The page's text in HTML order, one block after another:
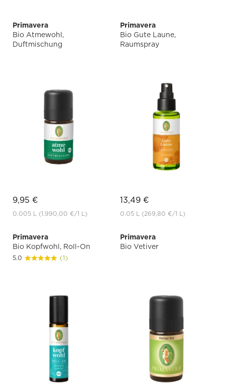
Primavera
Bio Atmewohl,
Duftmischung
9,95 €
0.005 L (1.990,00 €/1 L)
Primavera
Bio Gute Laune,
Raumspray
13,49 €
0.05 L (269,80 €/1 L)
Primavera
Bio Kopfwohl, Roll-On
5.0 (1)
Primavera
Bio Vetiver